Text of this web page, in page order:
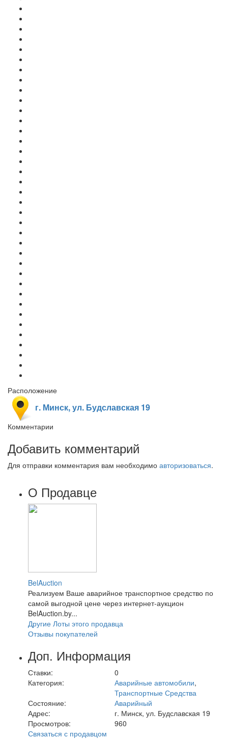
Расположение
г. Минск, ул. Будславская 19
Комментарии
Добавить комментарий
Для отправки комментария вам необходимо авторизоваться.
О Продавце
BelAuction
Реализуем Ваше аварийное транспортное средство по
самой выгодной цене через интернет-аукцион
BelAuction.by...
Другие Лоты этого продавца
Отзывы покупателей
Доп. Информация
Ставки:
0
Категория:
Аварийные автомобили,
Транспортные Средства
Состояние:
Аварийный
Адрес:
г. Минск, ул. Будславская 19
Просмотров:
960
Связаться с продавцом